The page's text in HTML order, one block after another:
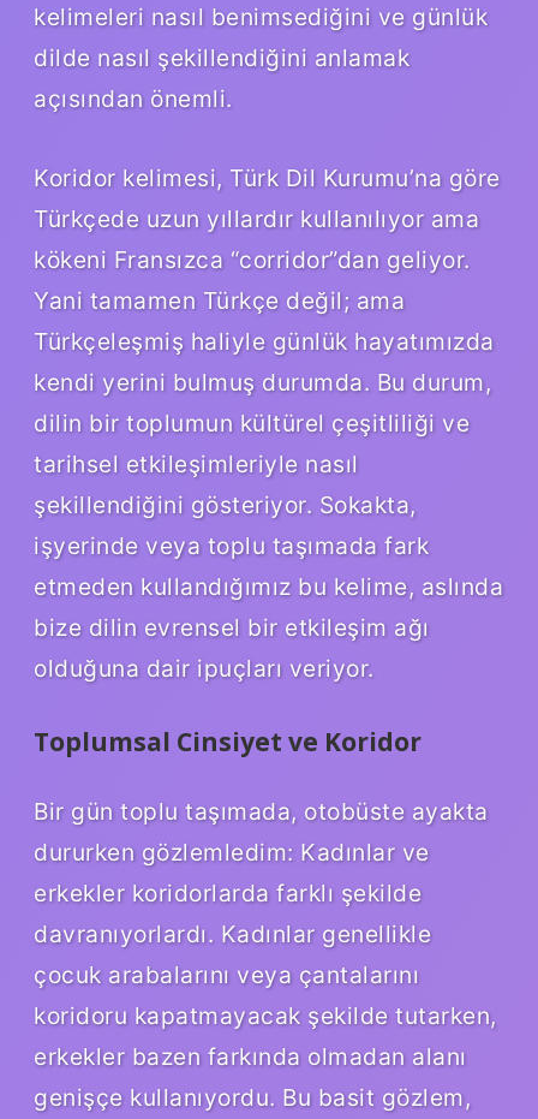
kelimeleri nasıl benimsediğini ve günlük
dilde nasıl şekillendiğini anlamak
açısından önemli.
Koridor kelimesi, Türk Dil Kurumu’na göre
Türkçede uzun yıllardır kullanılıyor ama
kökeni Fransızca “corridor”dan geliyor.
Yani tamamen Türkçe değil; ama
Türkçeleşmiş haliyle günlük hayatımızda
kendi yerini bulmuş durumda. Bu durum,
dilin bir toplumun kültürel çeşitliliği ve
tarihsel etkileşimleriyle nasıl
şekillendiğini gösteriyor. Sokakta,
işyerinde veya toplu taşımada fark
etmeden kullandığımız bu kelime, aslında
bize dilin evrensel bir etkileşim ağı
olduğuna dair ipuçları veriyor.
Toplumsal Cinsiyet ve Koridor
Bir gün toplu taşımada, otobüste ayakta
dururken gözlemledim: Kadınlar ve
erkekler koridorlarda farklı şekilde
davranıyorlardı. Kadınlar genellikle
çocuk arabalarını veya çantalarını
koridoru kapatmayacak şekilde tutarken,
erkekler bazen farkında olmadan alanı
genişçe kullanıyordu. Bu basit gözlem,